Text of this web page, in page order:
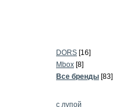
DORS [16]
Mbox [8]
Все бренды [83]
с лупой